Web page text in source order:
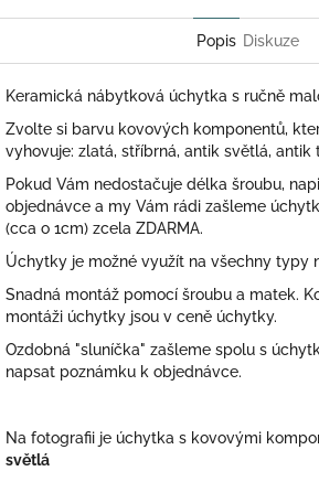
Popis Diskuze
Keramická nábytková úchytka s ručně
Zvolte si barvu kovových komponentů,
vyhovuje: zlatá, stříbrná, antik světlá, antik
Pokud Vám nedostačuje délka šroubu,
objednávce a my Vám rádi zašleme
(cca o 1cm) zcela ZDARMA.
Úchytky je možné využít na všechny typy
Snadná montáž pomocí šroubu a matek.
montáži úchytky jsou v ceně úchytky.
Ozdobná "sluníčka" zašleme spolu s
napsat poznámku k objednávce.
Na fotografii je úchytka s kovovými
světlá